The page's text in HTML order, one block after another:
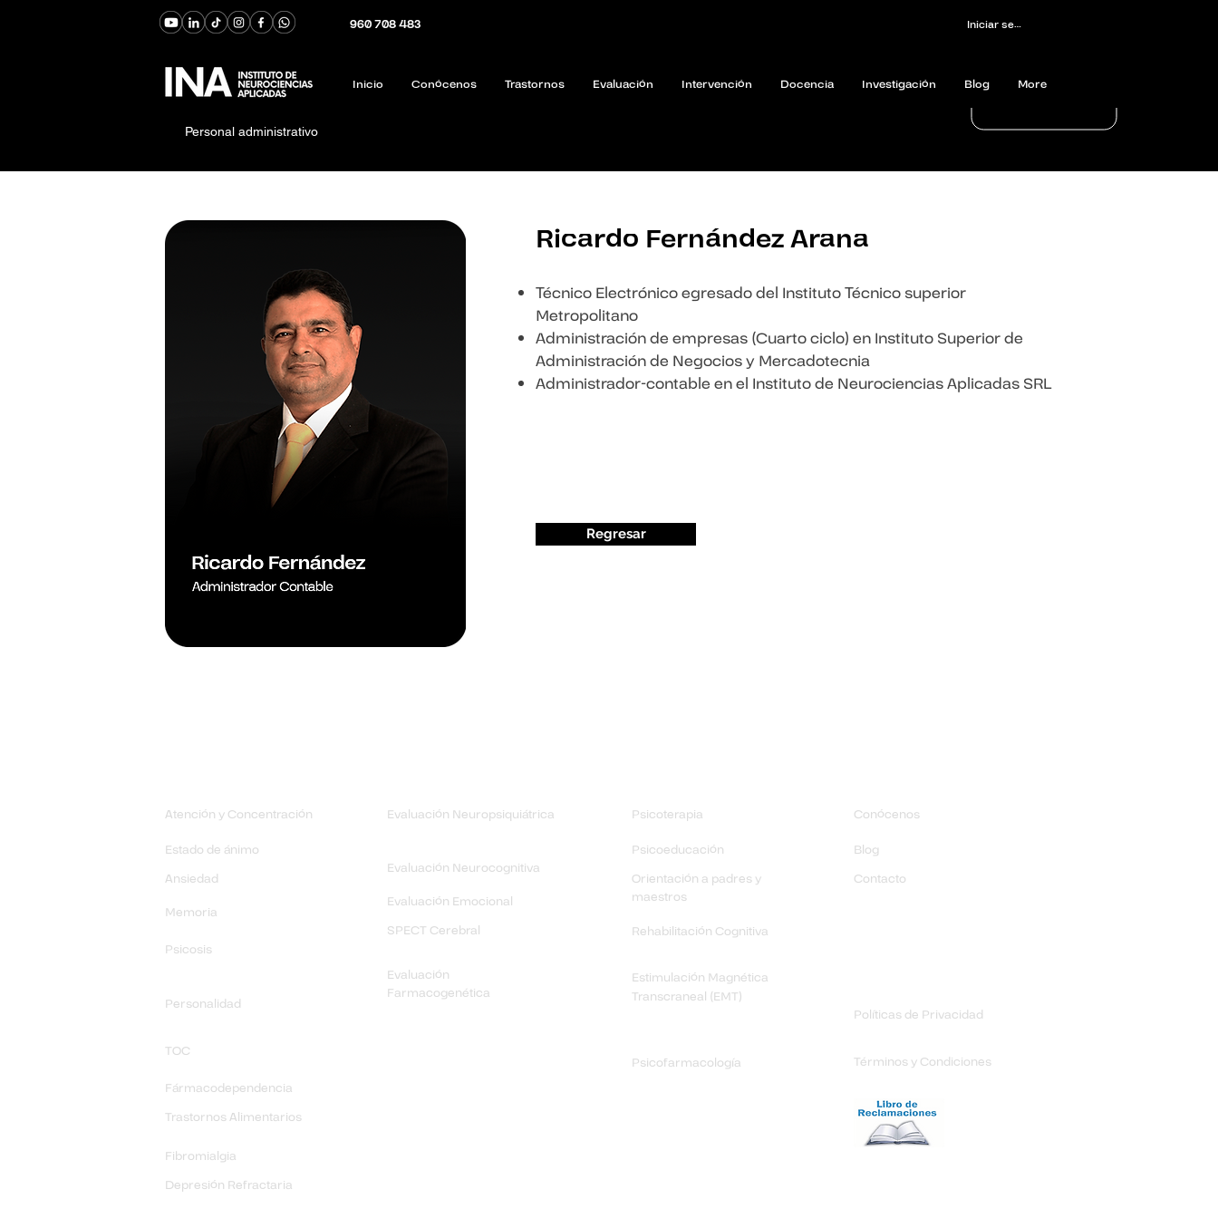
960 708 483 Iniciar sesión
Inicio Conócenos Trastornos Evaluación Intervención Docencia Investigación Blog More
Personal administrativo
Ricardo Fernández Arana
Técnico Electrónico egresado del Instituto Técnico superior
Metropolitano
Administración de empresas (Cuarto ciclo) en Instituto Superior de
Administración de Negocios y Mercadotecnia
Administrador-contable en el Instituto de Neurociencias Aplicadas SRL
Regresar
Atención y Concentración
Estado de ánimo
Ansiedad
Memoria
Evaluación Neuropsiquiátrica
Evaluación Neurocognitiva
Evaluación Emocional
SPECT Cerebral
Psicosis
Personalidad
Evaluación
Farmacogenética
TOC
Psicoterapia
Psicoeducación
Orientación a padres y
maestros
Conócenos
Blog
Contacto
Rehabilitación Cognitiva
Estimulación Magnética
Transcraneal (EMT)
Psicofarmacología
Políticas de Privacidad
Términos y Condiciones
​Fármacodependencia
Trastornos Alimentarios
Fibromialgia
Depresión Refractaria